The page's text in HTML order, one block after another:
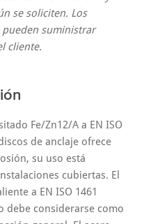
se soliciten. Los
pueden suministrar
cliente.
Fe/Zn12/A a EN ISO
de anclaje ofrece
su uso está
cubiertas. El
a EN ISO 1461
debe considerarse como